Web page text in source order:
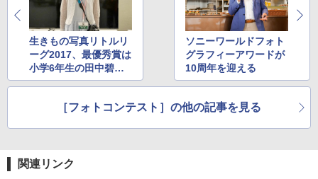
生きもの写真リトルリ
ーグ2017、最優秀賞は
小学6年生の田中碧さ
んに決定
ソニーワールドフォト
グラフィーアワードが
10周年を迎える
［フォトコンテスト］の他の記事を見る
関連リンク